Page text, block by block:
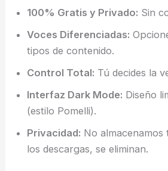
100% Gratis y Privado: Sin
Voces Diferenciadas:
tipos de contenido.
Control Total: Tú decides la
Interfaz Dark Mode: Diseño
(estilo Pomelli).
Privacidad: No almacenamos
los descargas, se eliminan.